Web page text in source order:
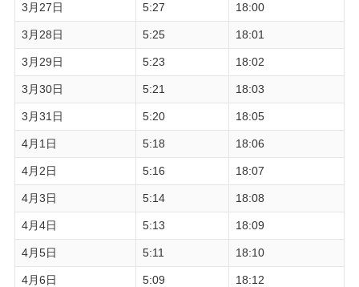
3月27日 5:27 18:00
3月28日 5:25 18:01
3月29日 5:23 18:02
3月30日 5:21 18:03
3月31日 5:20 18:05
4月1日 5:18 18:06
4月2日 5:16 18:07
4月3日 5:14 18:08
4月4日 5:13 18:09
4月5日 5:11 18:10
4月6日 5:09 18:12